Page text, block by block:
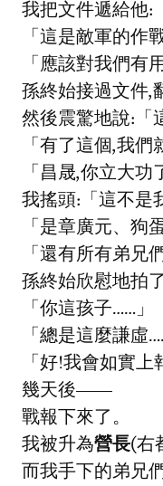
我把文件遞給他:
「這是敵軍的作
「應該對我們有
孫終始接過文
然後震驚地說:「
「有了這個,我們
「昌晟,你立大功
我搖頭:「這不是
「是章廣元、狗
「還有所有弟兄
孫終始欣慰地拍
「你這孩子……」
「總是這麼謙虛
「好!我會如實上
幾天後——
戰報下來了。
我被升為營長(右
而我手下的弟